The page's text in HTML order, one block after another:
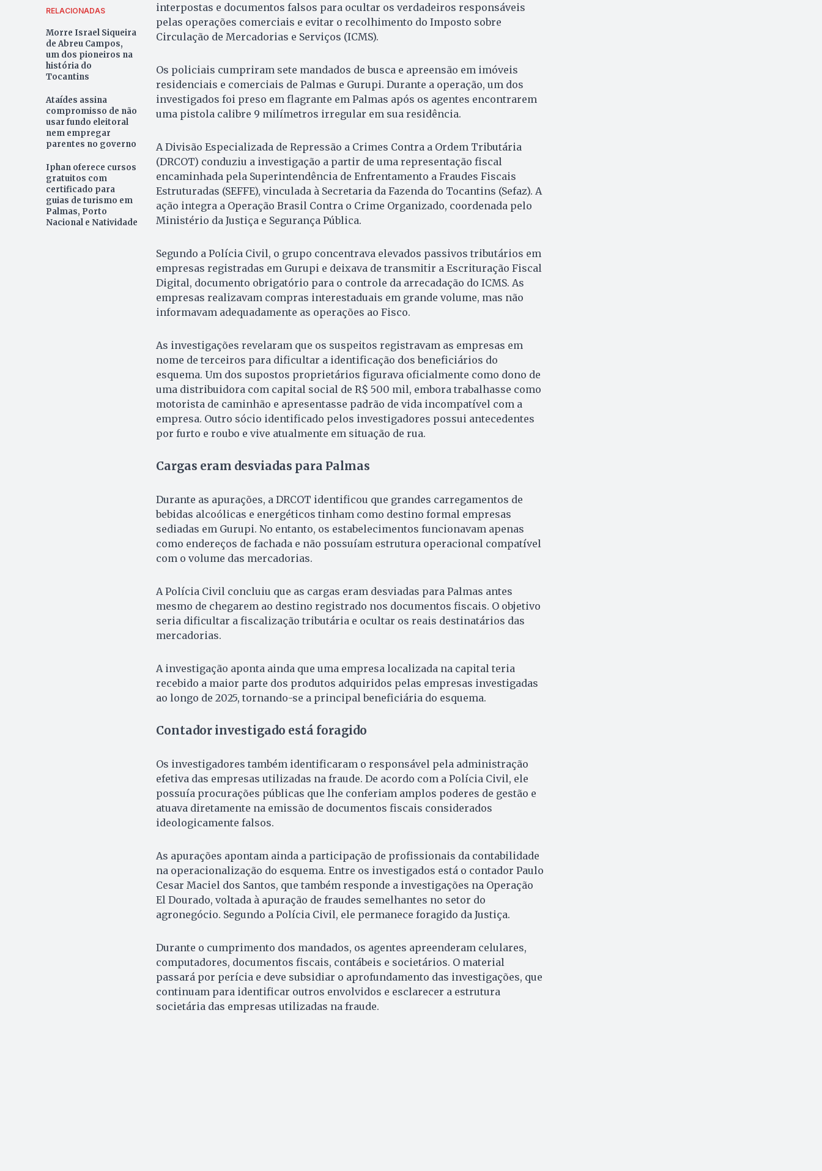
RELACIONADAS
Morre Israel Siqueira
de Abreu Campos,
um dos pioneiros na
história do
Tocantins
Ataídes assina
compromisso de não
usar fundo eleitoral
nem empregar
parentes no governo
Iphan oferece cursos
gratuitos com
certificado para
guias de turismo em
Palmas, Porto
Nacional e Natividade
interpostas e documentos falsos para ocultar os verdadeiros responsáveis
pelas operações comerciais e evitar o recolhimento do Imposto sobre
Circulação de Mercadorias e Serviços (ICMS).
Os policiais cumpriram sete mandados de busca e apreensão em imóveis
residenciais e comerciais de Palmas e Gurupi. Durante a operação, um dos
investigados foi preso em flagrante em Palmas após os agentes encontrarem
uma pistola calibre 9 milímetros irregular em sua residência.
A Divisão Especializada de Repressão a Crimes Contra a Ordem Tributária
(DRCOT) conduziu a investigação a partir de uma representação fiscal
encaminhada pela Superintendência de Enfrentamento a Fraudes Fiscais
Estruturadas (SEFFE), vinculada à Secretaria da Fazenda do Tocantins (Sefaz). A
ação integra a Operação Brasil Contra o Crime Organizado, coordenada pelo
Ministério da Justiça e Segurança Pública.
Segundo a Polícia Civil, o grupo concentrava elevados passivos tributários em
empresas registradas em Gurupi e deixava de transmitir a Escrituração Fiscal
Digital, documento obrigatório para o controle da arrecadação do ICMS. As
empresas realizavam compras interestaduais em grande volume, mas não
informavam adequadamente as operações ao Fisco.
As investigações revelaram que os suspeitos registravam as empresas em
nome de terceiros para dificultar a identificação dos beneficiários do
esquema. Um dos supostos proprietários figurava oficialmente como dono de
uma distribuidora com capital social de R$ 500 mil, embora trabalhasse como
motorista de caminhão e apresentasse padrão de vida incompatível com a
empresa. Outro sócio identificado pelos investigadores possui antecedentes
por furto e roubo e vive atualmente em situação de rua.
Cargas eram desviadas para Palmas
Durante as apurações, a DRCOT identificou que grandes carregamentos de
bebidas alcoólicas e energéticos tinham como destino formal empresas
sediadas em Gurupi. No entanto, os estabelecimentos funcionavam apenas
como endereços de fachada e não possuíam estrutura operacional compatível
com o volume das mercadorias.
A Polícia Civil concluiu que as cargas eram desviadas para Palmas antes
mesmo de chegarem ao destino registrado nos documentos fiscais. O objetivo
seria dificultar a fiscalização tributária e ocultar os reais destinatários das
mercadorias.
A investigação aponta ainda que uma empresa localizada na capital teria
recebido a maior parte dos produtos adquiridos pelas empresas investigadas
ao longo de 2025, tornando-se a principal beneficiária do esquema.
Contador investigado está foragido
Os investigadores também identificaram o responsável pela administração
efetiva das empresas utilizadas na fraude. De acordo com a Polícia Civil, ele
possuía procurações públicas que lhe conferiam amplos poderes de gestão e
atuava diretamente na emissão de documentos fiscais considerados
ideologicamente falsos.
As apurações apontam ainda a participação de profissionais da contabilidade
na operacionalização do esquema. Entre os investigados está o contador Paulo
Cesar Maciel dos Santos, que também responde a investigações na Operação
El Dourado, voltada à apuração de fraudes semelhantes no setor do
agronegócio. Segundo a Polícia Civil, ele permanece foragido da Justiça.
Durante o cumprimento dos mandados, os agentes apreenderam celulares,
computadores, documentos fiscais, contábeis e societários. O material
passará por perícia e deve subsidiar o aprofundamento das investigações, que
continuam para identificar outros envolvidos e esclarecer a estrutura
societária das empresas utilizadas na fraude.